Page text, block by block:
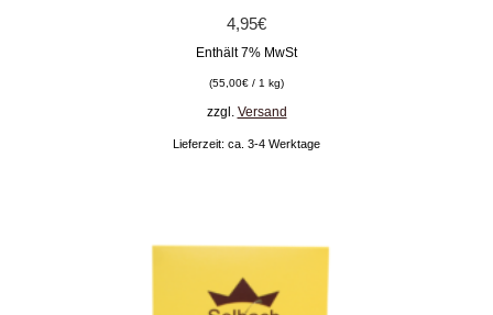
4,95€
Enthält 7% MwSt
(55,00€ / 1 kg)
zzgl. Versand
Lieferzeit: ca. 3-4 Werktage